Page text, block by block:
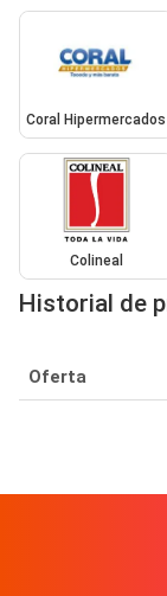
Coral Hipermercados
Colineal
Historial de
Oferta